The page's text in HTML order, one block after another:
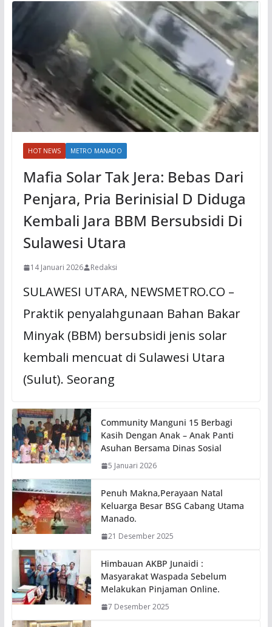
HOT NEWS METRO MANADO
Mafia Solar Tak Jera: Bebas Dari
Penjara, Pria Berinisial D Diduga
Kembali Jara BBM Bersubsidi Di
Sulawesi Utara
14 Januari 2026 Redaksi
SULAWESI UTARA, NEWSMETRO.CO –
Praktik penyalahgunaan Bahan Bakar
Minyak (BBM) bersubsidi jenis solar
kembali mencuat di Sulawesi Utara
(Sulut). Seorang
Community Manguni 15 Berbagi
Kasih Dengan Anak – Anak Panti
Asuhan Bersama Dinas Sosial
5 Januari 2026
Penuh Makna,Perayaan Natal
Keluarga Besar BSG Cabang Utama
Manado.
21 Desember 2025
Himbauan AKBP Junaidi :
Masyarakat Waspada Sebelum
Melakukan Pinjaman Online.
7 Desember 2025